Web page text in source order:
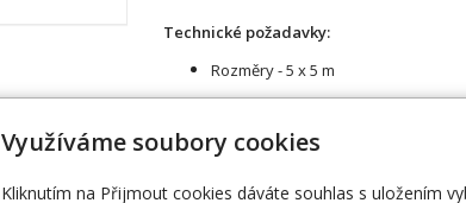
Technické požadavky:
Rozměry - 5 x 5 m
Využíváme soubory cookies
Kliknutím na Přijmout cookies dáváte souhlas s uložením